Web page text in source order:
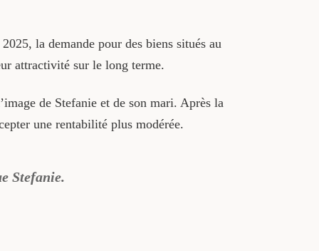
la demande pour des biens situés au
attractivité sur le long terme.
de Stefanie et de son mari. Après la
une rentabilité plus modérée.
Stefanie.